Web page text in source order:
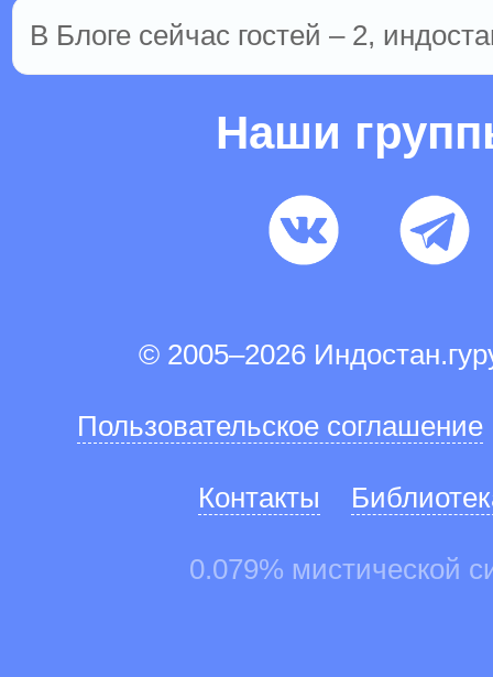
В Блоге сейчас гостей – 2,
Наши
© 2005–2026
Пользовательское соглашение
Контакты
0.079% мистической